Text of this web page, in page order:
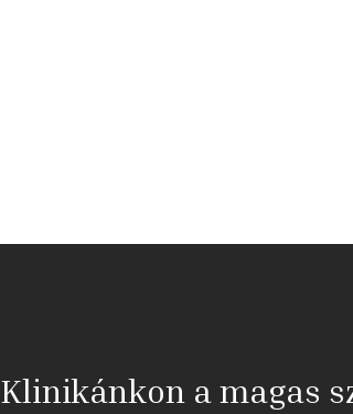
Klinikánkon a magas